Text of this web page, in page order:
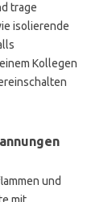
trage
isolierende
Kollegen
und